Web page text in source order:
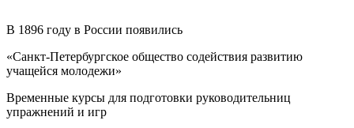
В 1896 году в России появились
«Санкт-Петербургское общество содействия развитию
учащейся молодежи»
Временные курсы для подготовки руководительниц
упражнений и игр